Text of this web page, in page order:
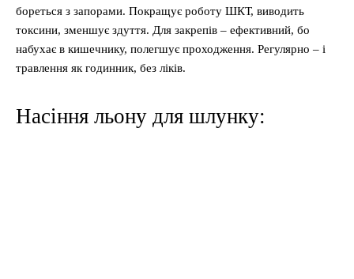
бореться з запорами. Покращує роботу ШКТ, виводить
токсини, зменшує здуття. Для закрепів – ефективний, бо
набухає в кишечнику, полегшує проходження. Регулярно – і
травлення як годинник, без ліків.
Насіння льону для шлунку: